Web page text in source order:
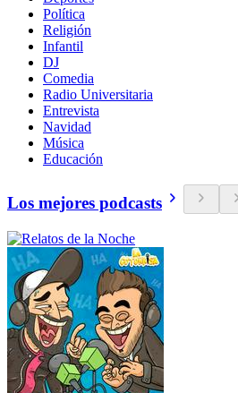
Política
Religión
Infantil
DJ
Comedia
Radio Universitaria
Entrevista
Navidad
Música
Educación
Los mejores podcasts